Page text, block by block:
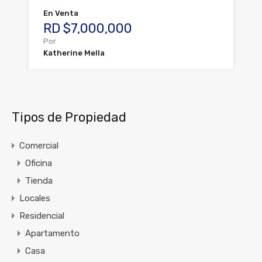
En Venta
RD $7,000,000
Por
Katherine Mella
Tipos de Propiedad
Comercial
Oficina
Tienda
Locales
Residencial
Apartamento
Casa